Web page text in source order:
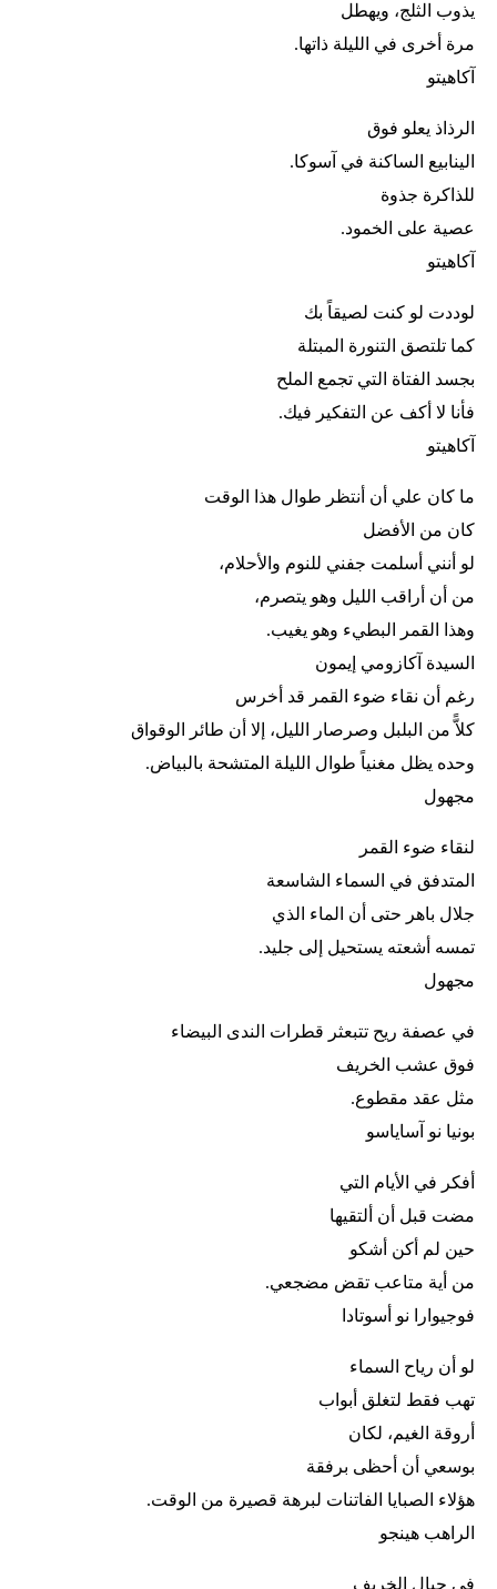
يذوب الثلج، ويهطل
مرة أخرى في الليلة ذاتها.
آكاهيتو
الرذاذ يعلو فوق
الينابيع الساكنة في آسوكا.
للذاكرة جذوة
عصية على الخمود.
آكاهيتو
لوددت لو كنت لصيقاً بك
كما تلتصق التنورة المبتلة
بجسد الفتاة التي تجمع الملح
فأنا لا أكف عن التفكير فيك.
آكاهيتو
ما كان علي أن أنتظر طوال هذا الوقت
كان من الأفضل
لو أنني أسلمت جفني للنوم والأحلام،
من أن أراقب الليل وهو يتصرم،
وهذا القمر البطيء وهو يغيب.
السيدة آكازومي إيمون
رغم أن نقاء ضوء القمر قد أخرس
كلاًّ من البلبل وصرصار الليل، إلا أن طائر الوقواق
وحده يظل مغنياً طوال الليلة المتشحة بالبياض.
مجهول
لنقاء ضوء القمر
المتدفق في السماء الشاسعة
جلال باهر حتى أن الماء الذي
تمسه أشعته يستحيل إلى جليد.
مجهول
في عصفة ريح تتبعثر قطرات الندى البيضاء
فوق عشب الخريف
مثل عقد مقطوع.
بونيا نو آساياسو
أفكر في الأيام التي
مضت قبل أن ألتقيها
حين لم أكن أشكو
من أية متاعب تقض مضجعي.
فوجيوارا نو أسوتادا
لو أن رياح السماء
تهب فقط لتغلق أبواب
أروقة الغيم، لكان
بوسعي أن أحظى برفقة
هؤلاء الصبايا الفاتنات لبرهة قصيرة من الوقت.
الراهب هينجو
في جبال الخريف